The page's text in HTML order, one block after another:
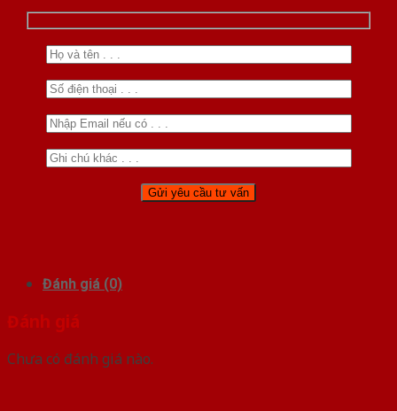
Đánh giá (0)
Đánh giá
Chưa có đánh giá nào.